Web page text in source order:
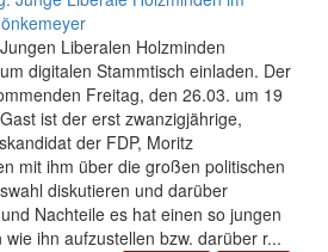
Liberalen Holzminden
digitalen Stammtisch einladen. Der
Freitag, den 26.03. um 19
ist der erst zwanzigjährige,
der FDP, Moritz
mit ihm über die großen politischen
diskutieren und darüber
Nachteile es hat einen so jungen
ihn aufzustellen bzw. darüber r...